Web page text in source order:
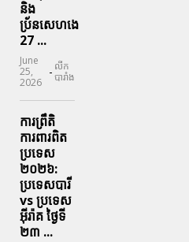
និង
ប្រ័នសេហងេ
27 ...
June
25,
2026
- លីក
បារាំង
ការព្រឹតិ
ការពារ​ពិត
ប្រទេស
២០២៦:
ប្រទេសបារី
vs ប្រទេស
អ៊ីរ៉ាគ ថ្ងៃទី​
២៣ ...